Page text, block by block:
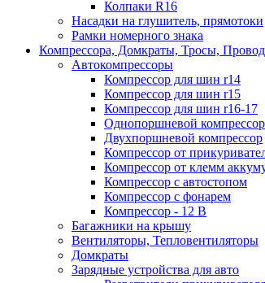
Колпаки R16
Насадки на глушитель, прямотоки
Рамки номерного знака
Компрессора, Домкраты, Тросы,
Автокомпрессоры
Компрессор для шин r14
Компрессор для шин r15
Компрессор для шин r16-17
Однопоршневой компрессор
Двухпоршневой компрессор
Компрессор от
Компрессор от клемм
Компрессор с автостопом
Компрессор с фонарем
Компрессор - 12 В
Багажники на крышу
Вентиляторы, Тепловентиляторы
Домкраты
Зарядные устройства для авто